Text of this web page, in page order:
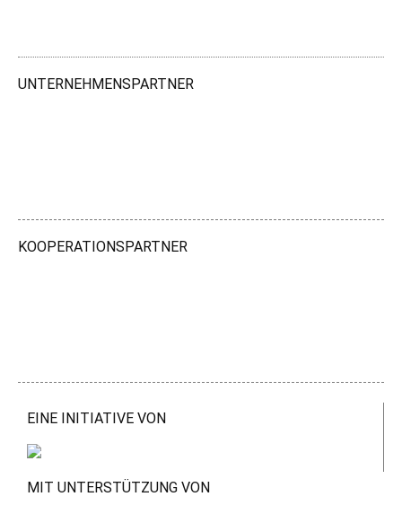
UNTERNEHMENSPARTNER
KOOPERATIONSPARTNER
EINE INITIATIVE VON
MIT UNTERSTÜTZUNG VON